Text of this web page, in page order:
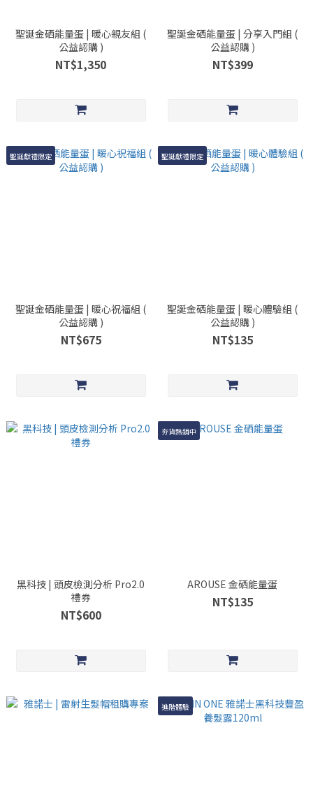
聖誕金硒能量蛋 | 暖心親友組 (
公益認購 )
NT$1,350
聖誕金硒能量蛋 | 分享入門組 (
公益認購 )
NT$399
聖誕獻禮限定
聖誕金硒能量蛋 | 暖心祝福組 (
公益認購 )
NT$675
聖誕獻禮限定
聖誕金硒能量蛋 | 暖心體驗組 (
公益認購 )
NT$135
黑科技 | 頭皮檢測分析 Pro2.0
禮券
NT$600
夯貨熱銷中
AROUSE 金硒能量蛋
NT$135
進階體驗